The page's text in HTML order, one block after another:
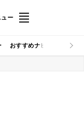
ュー
おすすめナビ マイナビ